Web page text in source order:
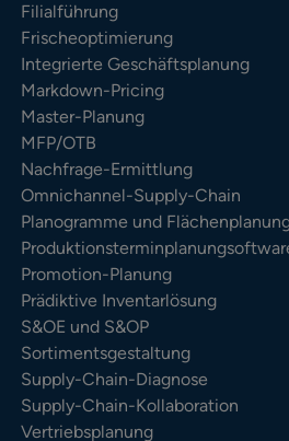
Filialführung
Frischeoptimierung
Integrierte Geschäftsplanung
Markdown-Pricing
Master-Planung
MFP/OTB
Nachfrage-Ermittlung
Omnichannel-Supply-Chain
Planogramme und
Promotion-Planung
Prädiktive Inventarlösung
S&OE und S&OP
Sortimentsgestaltung
Supply-Chain-Diagnose
Supply-Chain-Kollaboration
Vertriebsplanung